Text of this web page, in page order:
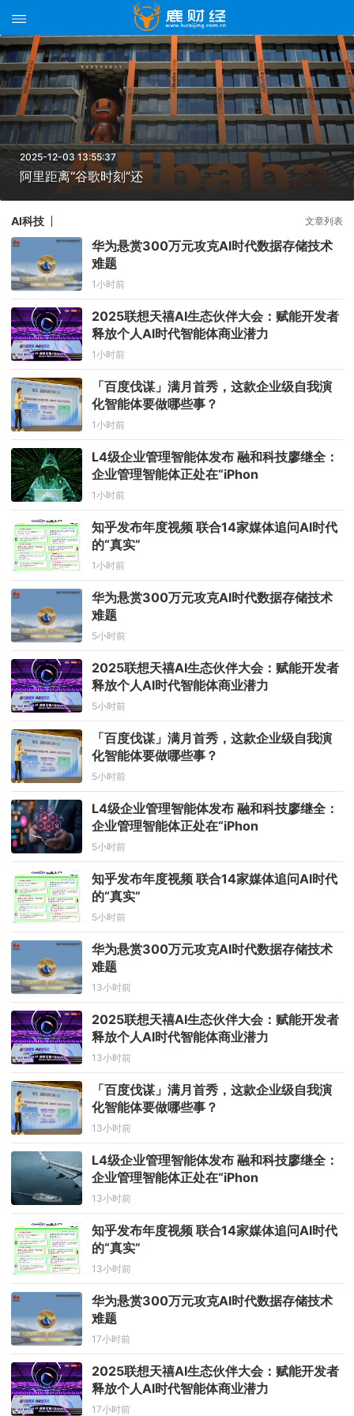
2025-12-03 13:55:37
阿里距离“谷歌时刻”还
AI科技 文章列表
华为悬赏300万元攻克AI时代数据存储技术
难题
1小时前
2025联想天禧AI生态伙伴大会：赋能开发者
释放个人AI时代智能体商业潜力
1小时前
「百度伐谋」满月首秀，这款企业级自我演
化智能体要做哪些事？
1小时前
L4级企业管理智能体发布 融和科技廖继全：
企业管理智能体正处在“iPhon
1小时前
知乎发布年度视频 联合14家媒体追问AI时代
的“真实”
1小时前
华为悬赏300万元攻克AI时代数据存储技术
难题
5小时前
2025联想天禧AI生态伙伴大会：赋能开发者
释放个人AI时代智能体商业潜力
5小时前
「百度伐谋」满月首秀，这款企业级自我演
化智能体要做哪些事？
5小时前
L4级企业管理智能体发布 融和科技廖继全：
企业管理智能体正处在“iPhon
5小时前
知乎发布年度视频 联合14家媒体追问AI时代
的“真实”
5小时前
华为悬赏300万元攻克AI时代数据存储技术
难题
13小时前
2025联想天禧AI生态伙伴大会：赋能开发者
释放个人AI时代智能体商业潜力
13小时前
「百度伐谋」满月首秀，这款企业级自我演
化智能体要做哪些事？
13小时前
L4级企业管理智能体发布 融和科技廖继全：
企业管理智能体正处在“iPhon
13小时前
知乎发布年度视频 联合14家媒体追问AI时代
的“真实”
13小时前
华为悬赏300万元攻克AI时代数据存储技术
难题
17小时前
2025联想天禧AI生态伙伴大会：赋能开发者
释放个人AI时代智能体商业潜力
17小时前